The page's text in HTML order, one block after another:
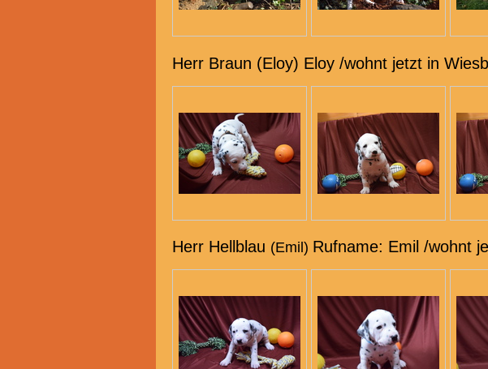
Herr Braun (Eloy) Eloy /wohnt jetzt in
Herr Hellblau (Emil) Rufname: Emil /wohnt